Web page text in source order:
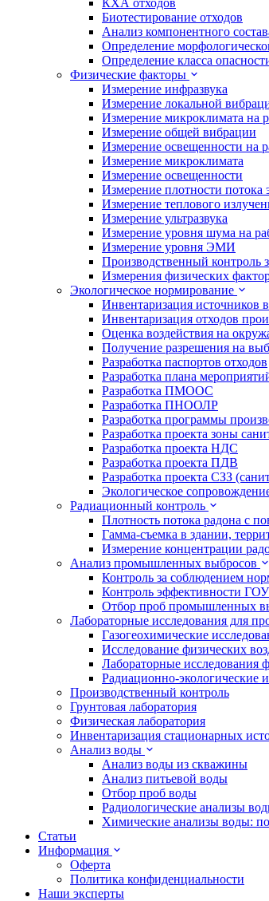
КХА отходов
Биотестирование отходов
Анализ компонентного
Определение
Определение класса
Физические факторы
Измерение инфразвука
Измерение локальной
Измерение микроклимата на
Измерение общей вибрации
Измерение освещенности на
Измерение микроклимата
Измерение освещенности
Измерение плотности потока
Измерение теплового
Измерение ультразвука
Измерение уровня шума на
Измерение уровня ЭМИ
Производственный контроль
Измерения физических
Экологическое нормирование
Инвентаризация источников
Инвентаризация отходов
Оценка воздействия на
Получение разрешения на
Разработка паспортов отходов
Разработка плана
Разработка ПМООС
Разработка ПНООЛР
Разработка программы
Разработка проекта зоны
Разработка проекта НДС
Разработка проекта ПДВ
Разработка проекта СЗЗ
Экологическое
Радиационный контроль
Плотность потока радона с
Гамма-съемка в здании,
Измерение концентрации
Анализ промышленных выбросов
Контроль за соблюдением
Контроль эффективности ГОУ
Отбор проб промышленных
Лабораторные исследования для
Газогеохимические
Исследование физических
Лабораторные исследования
Радиационно-экологические
Производственный контроль
Грунтовая лаборатория
Физическая лаборатория
Инвентаризация стационарных
Анализ воды
Анализ воды из скважины
Анализ питьевой воды
Отбор проб воды
Радиологические анализы
Химические анализы воды:
Статьи
Информация
Оферта
Политика конфиденциальности
Наши эксперты